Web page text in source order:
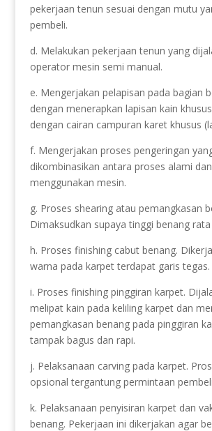
pekerjaan tenun sesuai dengan mutu
pembeli.
d. Melakukan pekerjaan tenun yang
operator mesin semi manual.
e. Mengerjakan pelapisan pada bagian
dengan menerapkan lapisan kain
dengan cairan campuran karet khusus
f. Mengerjakan proses pengeringan
dikombinasikan antara proses alami
menggunakan mesin.
g. Proses shearing atau pemangkasan
Dimaksudkan supaya tinggi benang
h. Proses finishing cabut benang.
warna pada karpet terdapat garis tegas.
i. Proses finishing pinggiran karpet.
melipat kain pada keliling karpet dan
pemangkasan benang pada pinggiran
tampak bagus dan rapi.
j. Pelaksanaan carving pada karpet.
opsional tergantung permintaan
k. Pelaksanaan penyisiran karpet dan
benang. Pekerjaan ini dikerjakan agar